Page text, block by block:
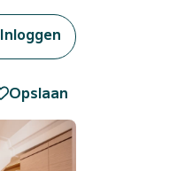
Inloggen
Opslaan